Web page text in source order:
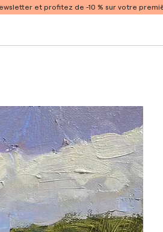
et profitez de -10 % sur votre